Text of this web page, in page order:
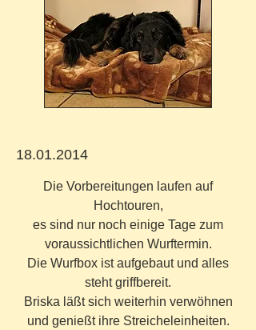
18.01.2014
Die Vorbereitungen laufen auf
Hochtouren,
es sind nur noch einige Tage zum
voraussichtlichen Wurftermin.
Die Wurfbox ist aufgebaut und alles
steht griffbereit.
Briska läßt sich weiterhin verwöhnen
und genießt ihre Streicheleinheiten.